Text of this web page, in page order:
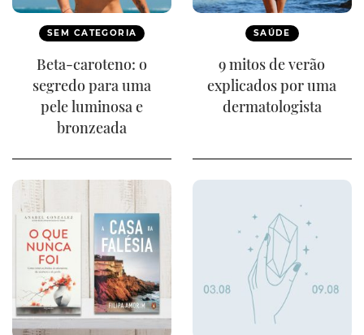
SEM CATEGORIA
Beta-caroteno: o
segredo para uma
pele luminosa e
bronzeada
SAÚDE
9 mitos de verão
explicados por uma
dermatologista